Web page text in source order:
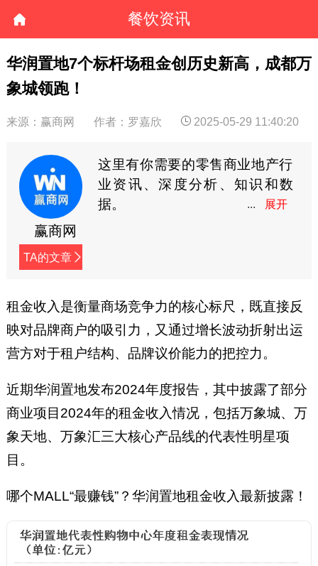
餐饮资讯
华润置地7个标杆场租金创历史新高，成都万
象城领跑！
来源：赢商网 作者：罗嘉欣 2025-05-29 11:40:20
赢商网
TA的文章
这里有你需要的零售商业地产行
业资讯、深度分析、知识和数
据。
租金收入是衡量商场竞争力的核心标尺，既直接反
映对品牌商户的吸引力，又通过增长波动折射出运
营方对于租户结构、品牌议价能力的把控力。
近期华润置地发布2024年度报告，其中披露了部分
商业项目2024年的租金收入情况，包括万象城、万
象天地、万象汇三大核心产品线的代表性明星项
目。
哪个MALL“最赚钱”？华润置地租金收入最新披露！